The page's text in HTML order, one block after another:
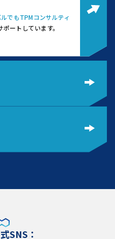
でもTPMコンサルティ
ートしています。
SNS：